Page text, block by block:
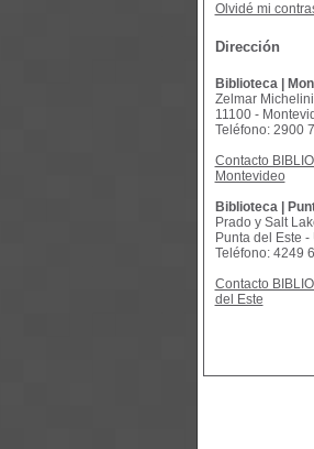
Olvidé mi
Dirección
Biblioteca |
Zelmar
11100 -
Teléfono: 2900
Contacto
Montevideo
Biblioteca |
Prado y Salt
Punta del Este
Teléfono: 4249
Contacto
del Este